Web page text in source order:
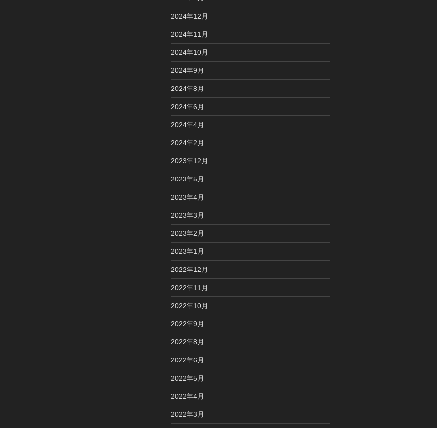
2024年12月
2024年11月
2024年10月
2024年9月
2024年8月
2024年6月
2024年4月
2024年2月
2023年12月
2023年5月
2023年4月
2023年3月
2023年2月
2023年1月
2022年12月
2022年11月
2022年10月
2022年9月
2022年8月
2022年6月
2022年5月
2022年4月
2022年3月